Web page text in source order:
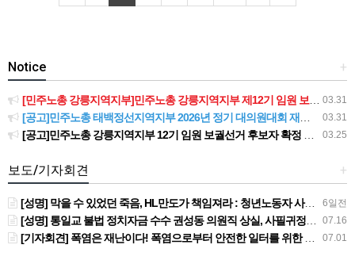
+
Notice
03.31
[민주노총 강릉지역지부]민주노총 강릉지역지부 제12기 임원 보궐선거결과 공고
03.31
[공고]민주노총 태백정선지역지부 2026년 정기 대의원대회 재소집 건
03.25
[공고]민주노총 강릉지역지부 12기 임원 보궐선거 후보자 확정 공고
+
보도/기자회견
6일전
[성명] 막을 수 있었던 죽음, HL만도가 책임져라 : 청년노동자 사망사고의 철저한 진상규명과 재발방지 대책 마련하라
07.16
[성명] 통일교 불법 정치자금 수수 권성동 의원직 상실, 사필귀정이다
07.01
[기자회견] 폭염은 재난이다! 폭염으로부터 안전한 일터를 위한 민주노총 강원지역본부 폭염감시단 선포 기자회견